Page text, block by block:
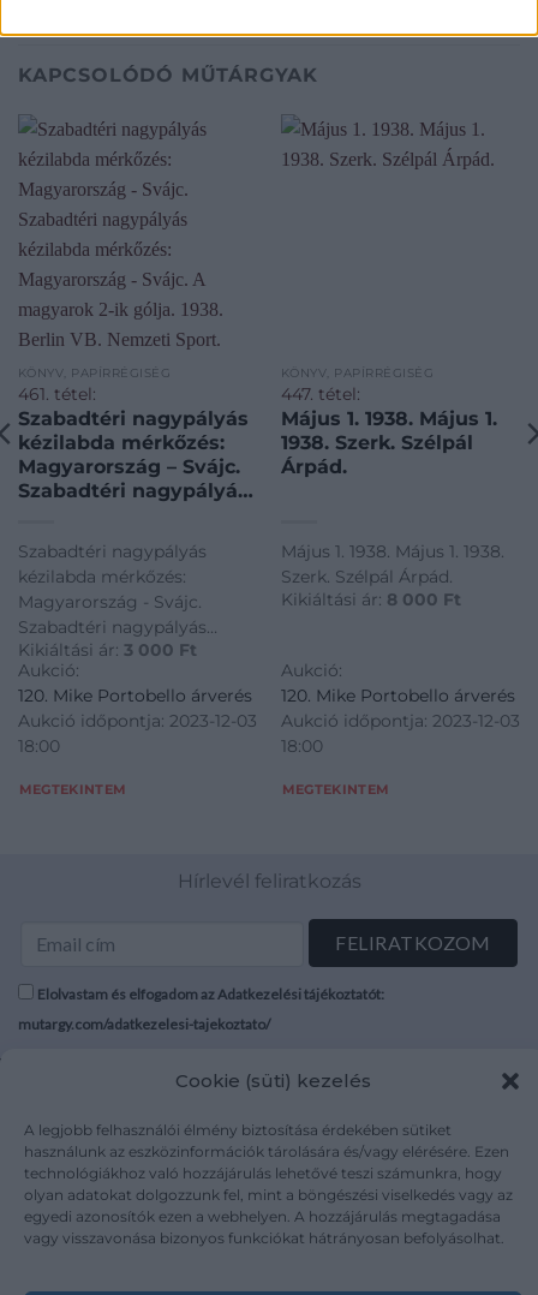
Cookie (süti) kezelés
A legjobb felhasználói élmény biztosítása érdekében sütiket
használunk az eszközinformációk tárolására és/vagy elérésére. Ezen
technológiákhoz való hozzájárulás lehetővé teszi számunkra, hogy
olyan adatokat dolgozzunk fel, mint a böngészési viselkedés vagy az
egyedi azonosítók ezen a webhelyen. A hozzájárulás megtagadása
vagy visszavonása bizonyos funkciókat hátrányosan befolyásolhat.
KAPCSOLÓDÓ MŰTÁRGYAK
KÖNYV, PAPÍRRÉGISÉG
461. tétel:
Szabadtéri nagypályás
kézilabda mérkőzés:
Magyarország – Svájc.
Szabadtéri nagypályás
A magyarok 2-ik gólja.
1938. Berlin VB.
Nemzeti Sport.
Sajtófotó.
Szabadtéri nagypályás
kézilabda mérkőzés:
Magyarország - Svájc.
Szabadtéri nagypályás
kézilabda mérkőzés:
Magyarország - Svájc. A
magyarok 2-ik gólja. 1938.
Berlin VB. Nemzeti Sport.
Sajtófotó.
Kikiáltási ár: 3 000 Ft
Aukció:
120. Mike Portobello árverés
Aukció időpontja: 2023-12-03
18:00
MEGTEKINTEM
KÖNYV, PAPÍRRÉGISÉG
447. tétel:
Május 1. 1938. Május 1.
1938. Szerk. Szélpál
Árpád.
Május 1. 1938. Május 1. 1938.
Szerk. Szélpál Árpád.
Kikiáltási ár: 8 000 Ft
Aukció:
120. Mike Portobello árverés
Aukció időpontja: 2023-12-03
18:00
MEGTEKINTEM
Hírlevél feliratkozás
Elolvastam és elfogadom az Adatkezelési tájékoztatót:
mutargy.com/adatkezelesi-tajekoztato/
Karrier
Kapcsolat
Áraink
Adatvédelem
Impresszum
Kövesse a műtárgy.com-ot